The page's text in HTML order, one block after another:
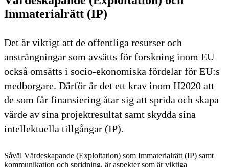
Immaterialrätt (IP)
Det är viktigt att de offentliga resurser och
ansträngningar som avsätts för forskning inom EU
också omsätts i socio-ekonomiska fördelar för EU:s
medborgare. Därför är det ett krav inom H2020 att
de som får finansiering åtar sig att sprida och skapa
värde av sina projektresultat samt skydda sina
intellektuella tillgångar (IP).
Såväl Värdeskapande (Exploitation) som Immaterialrätt (IP) samt
kommunikation och spridning, är aspekter som är viktiga